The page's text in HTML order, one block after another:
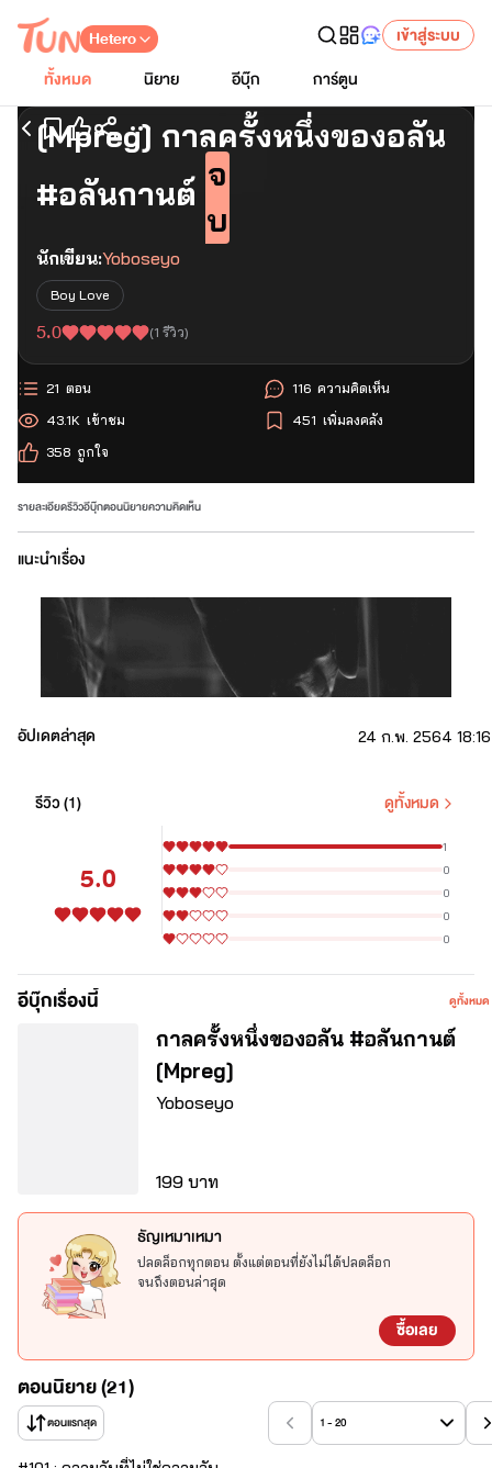
Hetero
เข้าสู่ระบบ
ทั้งหมด
นิยาย อีบุ๊ก การ์ตูน
เริ่มอ่านตอนแรก
[Mpreg] กาลครั้งหนึ่งของอลัน
#อลันกานต์
จ
บ
นักเขียน:Yoboseyo
Boy Love
5.0 (1 รีวิว)
ตอน
21
เข้าชม
43.1K
ถูกใจ
358
ความคิดเห็น
116
เพิ่มลงคลัง
451
รายละเอียดรีวิวอีบุ๊กตอนนิยายความคิดเห็น
แนะนำเรื่อง
" แบบไหน "
" เป็นคนนิสัยไม่ดี "
" แล้วรู้ไหม "
" กูชอบคนนิสัยไม่ดีมากเลยว่ะ ได้ยินไหม กูชอบมึง "
คำเตือน เหตุการณ์และตัวละครเกิดขึ้นจากจินตนาการของผู้เขียน
เท่านั้น ไม่ได้อิงจากหลักความเป็นจริงทั้งหมด อย่าถามหาความสมเหตุ
สมผลจากเนื้อหาในเรื่อง หากคอมเมนต์ไหนที่คนเขียนอ่านแล้วรู้สึกว่ามี
ผลกระทบต่อจิตใจขออนุญาติลบแบบไม่แจ้งล่วงหน้า ยังไงก็ได้โปรดใช้
วิจารณญาณในการอ่าน และขอความกรุณา คอมเมนต์ติชมหรือติเตือน
อัปเดตล่าสุด 24 ก.พ. 2564
รีวิว (1) ดูทั้งหมด
5.0
1
0
0
0
0
อีบุ๊กเรื่องนี้ ดูทั้งหมด
กาลครั้งหนึ่งของอลัน #อลันกานต์
[Mpreg]
Yoboseyo
199 บาท
ธัญเหมาเหมา
ปลดล็อกทุกตอน ตั้งแต่ตอนที่ยังไม่ได้ปลดล็อก
จนถึงตอนล่าสุด
ซื้อเลย
ตอนนิยาย (21)
ตอนแรกสุด 1 - 20